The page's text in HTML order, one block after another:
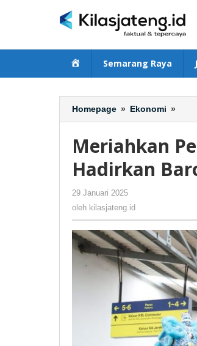
BerandaSemarang Raya
Homepage » Ekonomi »
Baru
KAI
Meriahkan
Hadirkan
29 Januari 2025
kilasjateng.id
oleh kilasjateng.id